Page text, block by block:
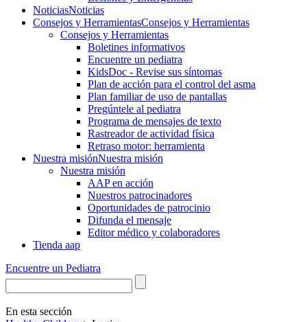
NoticiasNoticias
Consejos y HerramientasConsejos y Herramientas
Consejos y Herramientas
Boletines informativos
Encuentre un pediatra
KidsDoc - Revise sus síntomas
Plan de acción para el control del asma
Plan familiar de uso de pantallas
Pregúntele al pediatra
Programa de mensajes de texto
Rastre​​ador de activida​d física
Retraso motor: herramienta
Nuestra misiónNuestra misión
Nuestra misión
AAP en acción
Nuestros patrocinadores
Oportunidades de patrocinio
Difunda el mensaje
Editor médico y colaboradores
Tienda aap
Encuentre un Pediatra
En esta sección